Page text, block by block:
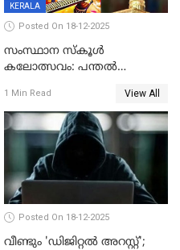
KERALA
Posted On 18-12-2025
സംസ്ഥാന സ്കൂൾ
കലോത്സവം: പന്തൽ
1 Min Read View All
Posted On 18-12-2025
വീണ്ടും 'ഡിജിറ്റല്‍ അറസ്റ്റ്';